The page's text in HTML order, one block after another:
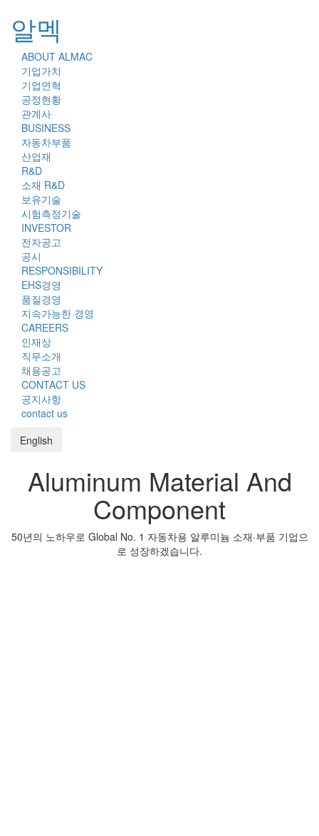
알멕
ABOUT ALMAC
기업가치
기업연혁
공정현황
관계사
BUSINESS
자동차부품
산업재
R&D
소재 R&D
보유기술
시험측정기술
INVESTOR
전자공고
공시
RESPONSIBILITY
EHS경영
품질경영
지속가능한 경영
CAREERS
인재상
직무소개
채용공고
CONTACT US
공지사항
contact us
English
Aluminum Material And
Component
50년의 노하우로 Global No. 1 자동차용 알루미늄 소재·부품 기업으
로 성장하겠습니다.